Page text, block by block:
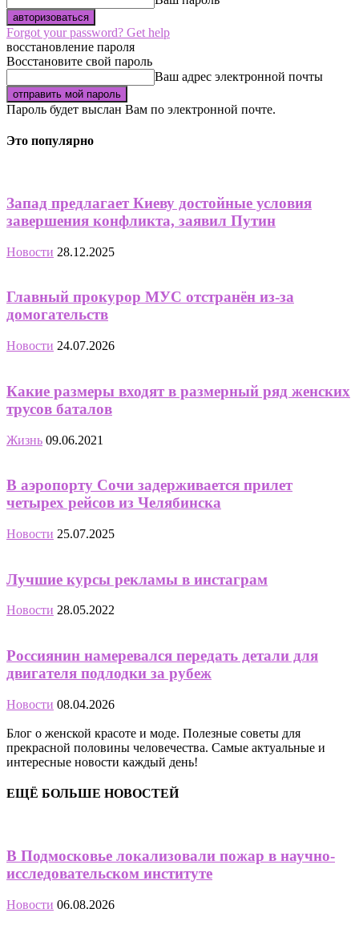
Forgot your password? Get help
восстановление пароля
Восстановите свой пароль
Ваш адрес электронной почты
Пароль будет выслан Вам по электронной почте.
Это популярно
Запад предлагает Киеву достойные условия
завершения конфликта, заявил Путин
Новости 28.12.2025
Главный прокурор МУС отстранён из-за
домогательств
Новости 24.07.2026
Какие размеры входят в размерный ряд женских
трусов баталов
Жизнь 09.06.2021
В аэропорту Сочи задерживается прилет
четырех рейсов из Челябинска
Новости 25.07.2025
Лучшие курсы рекламы в инстаграм
Новости 28.05.2022
Россиянин намеревался передать детали для
двигателя подлодки за рубеж
Новости 08.04.2026
Блог о женской красоте и моде. Полезные советы для
прекрасной половины человечества. Самые актуальные и
интересные новости каждый день!
ЕЩЁ БОЛЬШЕ НОВОСТЕЙ
В Подмосковье локализовали пожар в научно-
исследовательском институте
Новости 06.08.2026